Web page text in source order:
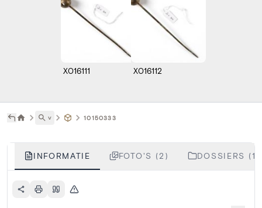
X016111 X016112
˅ 10150333
INFORMATIE FOTO'S (2) DOSSIERS (1)